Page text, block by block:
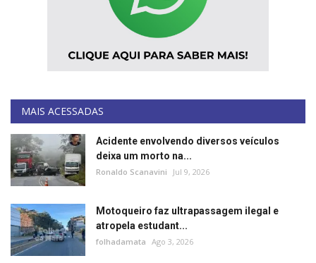
MAIS ACESSADAS
Acidente envolvendo diversos veículos
deixa um morto na...
Ronaldo Scanavini Jul 9, 2026
Motoqueiro faz ultrapassagem ilegal e
atropela estudant...
folhadamata Ago 3, 2026